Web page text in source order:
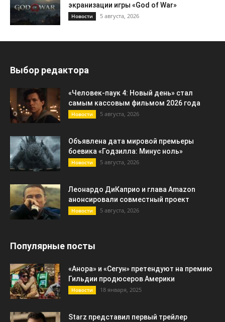
экранизации игры «God of War»
Новости 5 августа, 2026
Выбор редактора
«Человек-паук 4: Новый день» стал
самым кассовым фильмом 2026 года
Новости 5 августа, 2026
Объявлена дата мировой премьеры
боевика «Годзилла: Минус ноль»
Новости 5 августа, 2026
Леонардо ДиКаприо и глава Amazon
анонсировали совместный проект
Новости 5 августа, 2026
Популярные посты
«Анора» и «Сегун» претендуют на премию
Гильдии продюсеров Америки
Новости 18 января, 2025
Starz представил первый трейлер